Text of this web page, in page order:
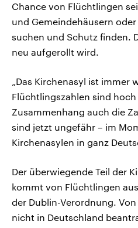
Chance von Flüchtlingen
und Gemeindehäusern
suchen und Schutz finden.
neu aufgerollt wird.
„Das Kirchenasyl ist immer
Flüchtlingszahlen sind
Zusammenhang auch die
sind jetzt ungefähr – im
Kirchenasylen in ganz
Der überwiegende Teil der
kommt von Flüchtlingen
der Dublin-Verordnung.
nicht in Deutschland